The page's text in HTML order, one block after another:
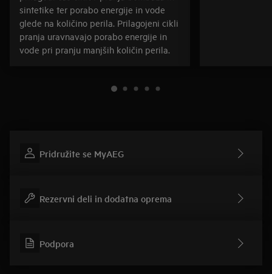
sintetike ter porabo energije in vode
glede na količino perila. Prilagojeni cikli
pranja uravnavajo porabo energije in
vode pri pranju manjših količin perila.
Pridružite se MyAEG
Rezervni deli in dodatna oprema
Podpora